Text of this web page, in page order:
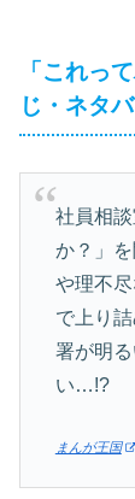
「これっ
じ・ネタ
社員相
か？」
や理不
で上り
署が明
い…!?
まんが王国